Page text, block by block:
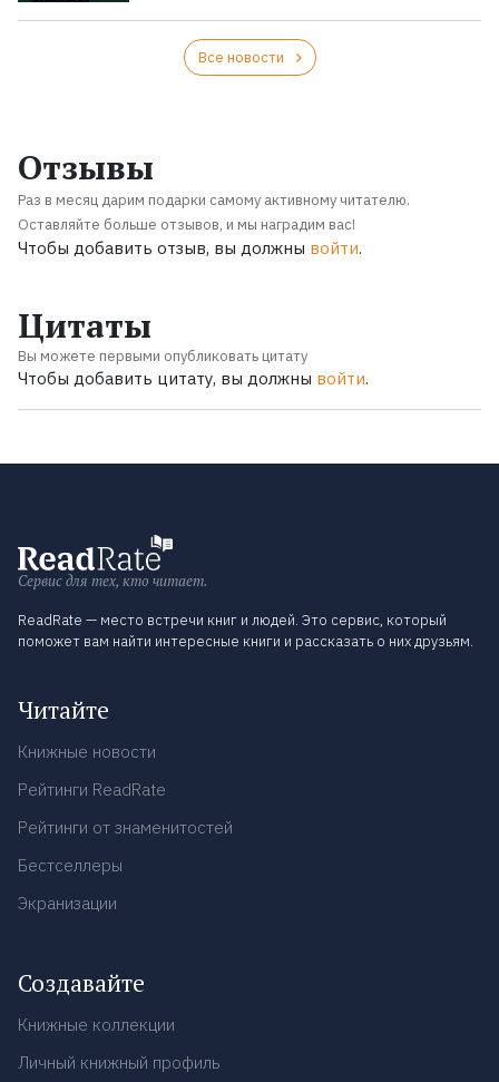
Все новости
Отзывы
Раз в месяц дарим подарки самому активному читателю.
Оставляйте больше отзывов, и мы наградим вас!
Чтобы добавить отзыв, вы должны войти.
Цитаты
Вы можете первыми опубликовать цитату
Чтобы добавить цитату, вы должны войти.
Сервис для тех, кто читает.
ReadRate — место встречи книг и людей. Это сервис, который
поможет вам найти интересные книги и рассказать о них друзьям.
Читайте
Книжные новости
Рейтинги ReadRate
Рейтинги от знаменитостей
Бестселлеры
Экранизации
Создавайте
Книжные коллекции
Личный книжный профиль